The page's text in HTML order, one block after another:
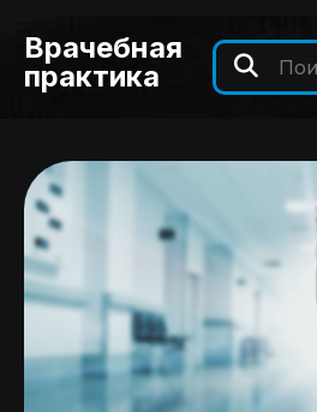
Врачебная
практика